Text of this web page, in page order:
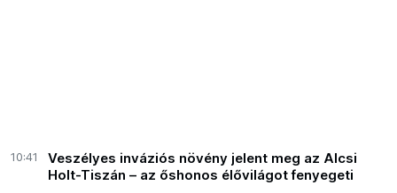
10:41
Veszélyes inváziós növény jelent meg az Alcsi
Holt-Tiszán – az őshonos élővilágot fenyegeti